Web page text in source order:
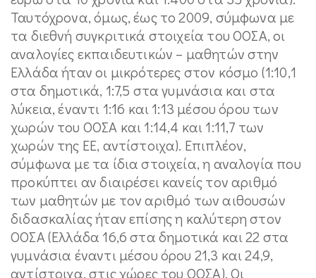
Ταυτόχρονα, όμως, έως το 2009, σύμφωνα με
τα διεθνή συγκριτικά στοιχεία του ΟΟΣΑ, οι
αναλογίες εκπαιδευτικών – μαθητών στην
Ελλάδα ήταν οι μικρότερες στον κόσμο (1:10,1
στα δημοτικά, 1:7,5 στα γυμνάσια και στα
λύκεια, έναντι 1:16 και 1:13 μέσου όρου των
χωρών του ΟΟΣΑ και 1:14,4 και 1:11,7 των
χωρών της ΕΕ, αντίστοιχα). Επιπλέον,
σύμφωνα με τα ίδια στοιχεία, η αναλογία που
προκύπτει αν διαιρέσει κανείς τον αριθμό
των μαθητών με τον αριθμό των αιθουσών
διδασκαλίας ήταν επίσης η καλύτερη στον
ΟΟΣΑ (Ελλάδα 16,6 στα δημοτικά και 22 στα
γυμνάσια έναντι μέσου όρου 21,3 και 24,9,
αντίστοιχα, στις χώρες του ΟΟΣΑ). Οι